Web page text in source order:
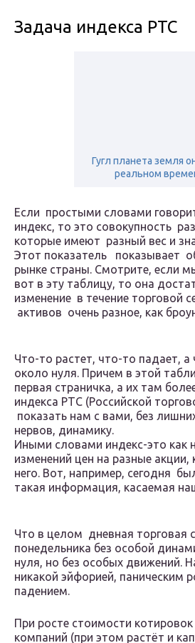
Задача индекса РТС
Гугл планета земля
реальном
Если простыми словами
индекс, то это совокупность
которые имеют разный вес и
Этот показатель показывает
рынке страны. Смотрите, если
вот в эту таблицу, то она
изменение в течение торговой
активов очень разное, как
Что-то растет, что-то падает, а
около нуля. Причем в этой
первая страничка, а их там
индекса РТС (Российской
показать нам с вами, без
нервов, динамику.
Иными словами индекс-это как
изменений цен на разные
него. Вот, например, сегодня
такая информация, касаемая
Что в целом дневная торговая
понедельника без особой
нуля, но без особых движений.
никакой эйфорией, паническим
падением.
При росте стоимости
компаний (при этом растёт и